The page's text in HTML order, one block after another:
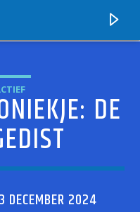
DE
DECEMBER 2024